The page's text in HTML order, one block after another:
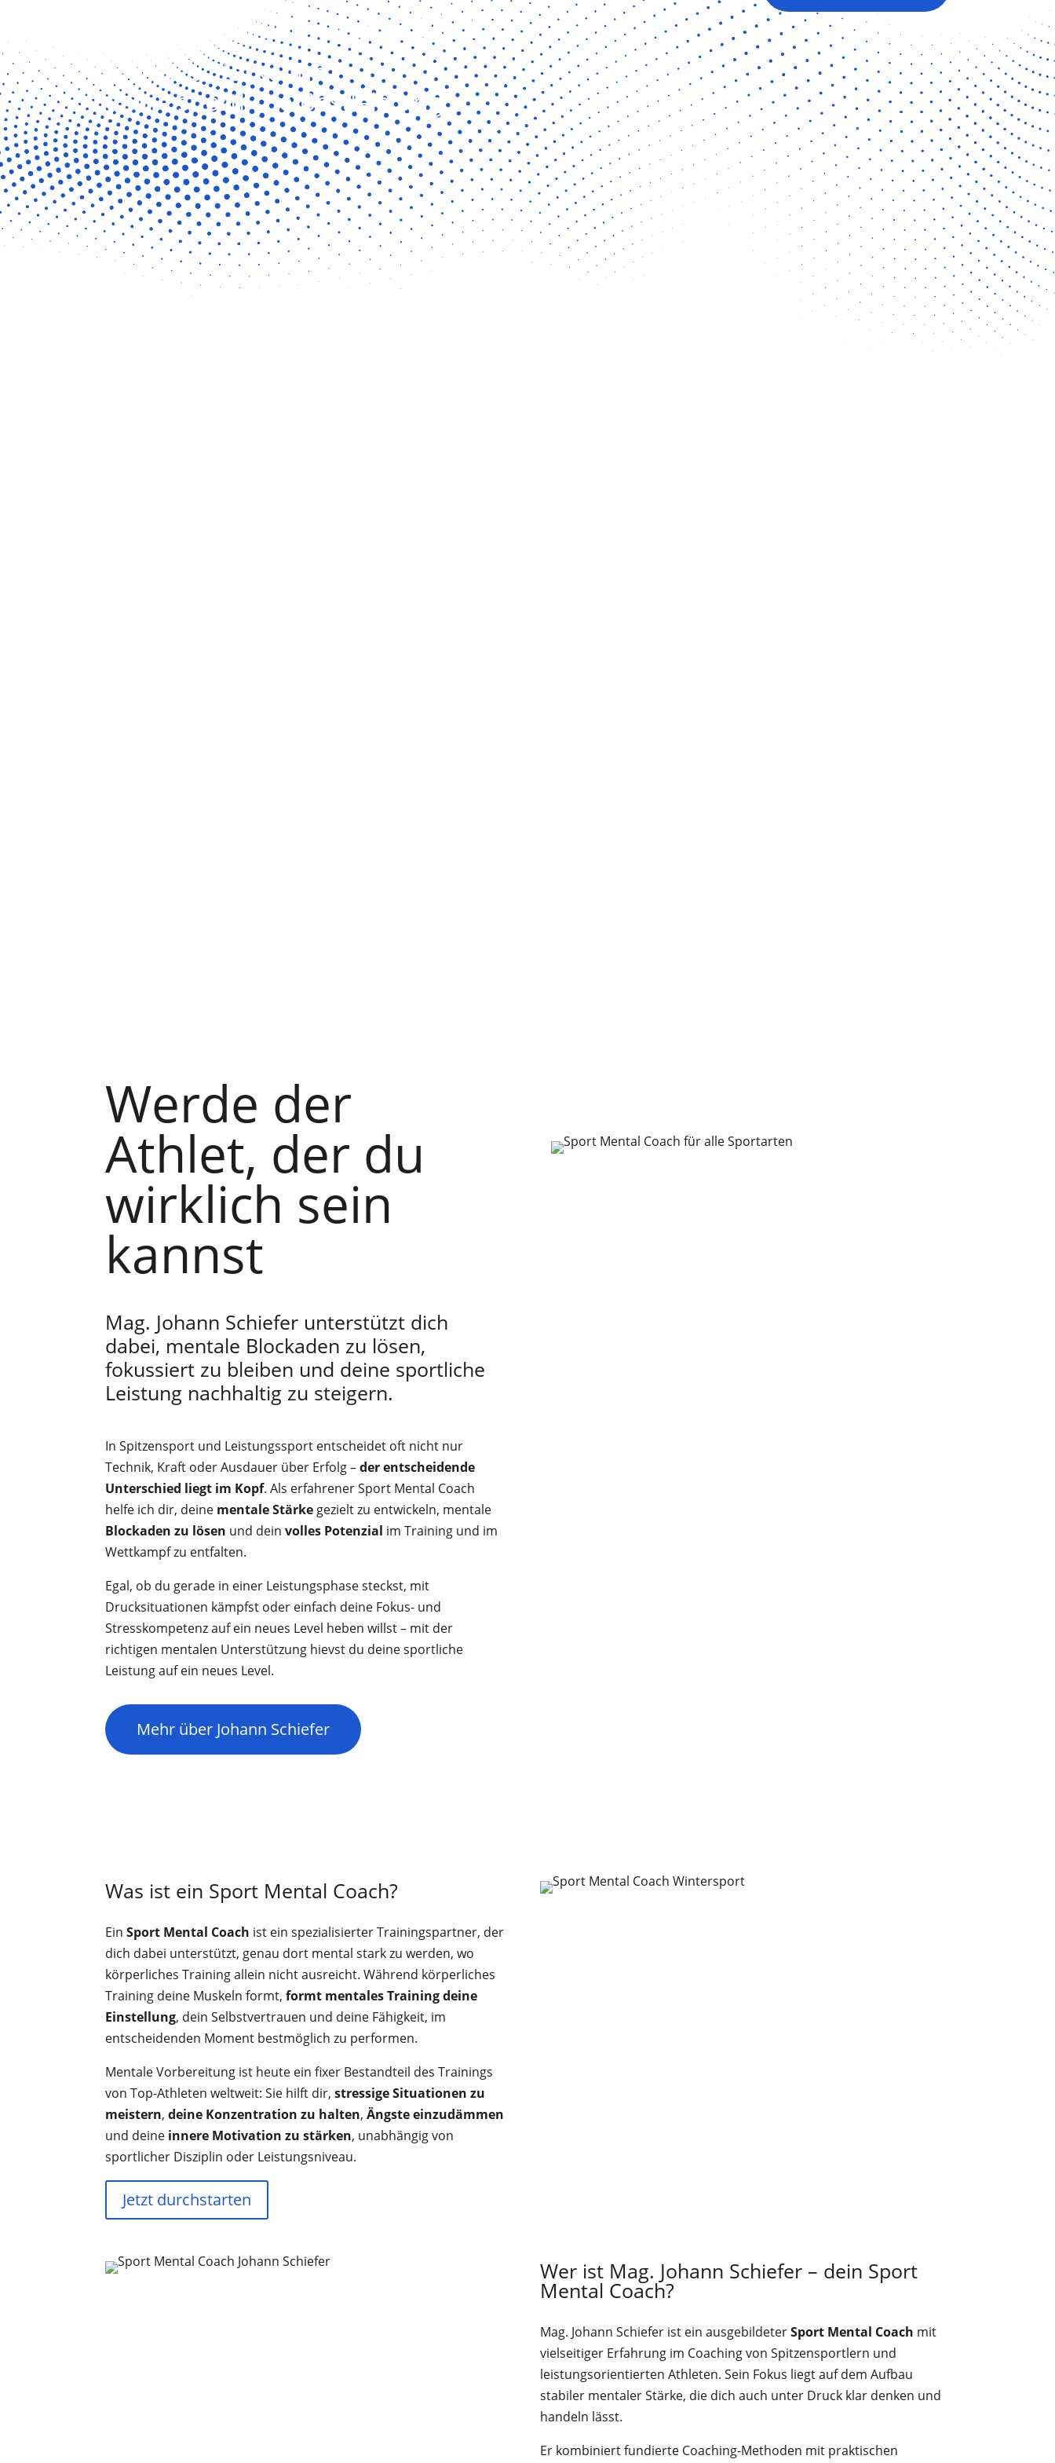
Mentale Stärke für
deine sportliche Bestleistung
Werde der
Athlet, der du
wirklich sein
kannst
Mag. Johann Schiefer unterstützt dich
dabei, mentale Blockaden zu lösen,
fokussiert zu bleiben und deine sportliche
Leistung nachhaltig zu steigern.
In Spitzensport und Leistungssport entscheidet oft nicht nur
Technik, Kraft oder Ausdauer über Erfolg –der entscheidende
Unterschied liegt im Kopf. Als erfahrener Sport Mental Coach
helfe ich dir, deine mentale Stärke gezielt zu entwickeln, mentale
Blockaden zu lösen und deinvolles Potenzial im Training und im
Wettkampf zu entfalten.
Egal, ob du gerade in einer Leistungsphase steckst, mit
Drucksituationen kämpfst oder einfach deine Fokus- und
Stresskompetenz auf ein neues Level heben willst – mit der
richtigen mentalen Unterstützung hievst du deine sportliche
Leistung auf ein neues Level.
Mehr über Johann Schiefer
Was ist ein Sport Mental Coach?
EinSport Mental Coach ist ein spezialisierter Trainingspartner, der
dich dabei unterstützt, genau dort mental stark zu werden, wo
körperliches Training allein nicht ausreicht. Während körperliches
Training deine Muskeln formt,formt mentales Training deine
Einstellung, dein Selbstvertrauen und deine Fähigkeit, im
entscheidenden Moment bestmöglich zu performen.
Mentale Vorbereitung ist heute ein fixer Bestandteil des Trainings
von Top-Athleten weltweit: Sie hilft dir,stressige Situationen zu
meistern,deine Konzentration zu halten,Ängste einzudämmen
und deine innere Motivation zu stärken, unabhängig von
sportlicher Disziplin oder Leistungsniveau.
Jetzt durchstarten
Wer ist Mag. Johann Schiefer – dein Sport
Mental Coach?
Mag. Johann Schiefer ist ein ausgebildeterSport Mental Coach mit
vielseitiger Erfahrung im Coaching von Spitzensportlern und
leistungsorientierten Athleten. Sein Fokus liegt auf dem Aufbau
stabiler mentaler Stärke, die dich auch unter Druck klar denken und
handeln lässt.
Er kombiniert fundierte Coaching-Methoden mit praktischen